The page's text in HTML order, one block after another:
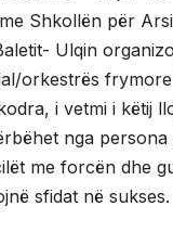
Shkollën për
Ulqin
orkestrës frymore
i vetmi i këtij
nga persona
me forcën dhe
sfidat në sukses.